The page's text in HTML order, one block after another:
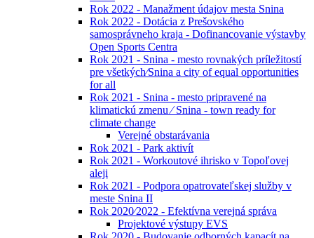
Rok 2022 - Manažment údajov mesta Snina
Rok 2022 - Dotácia z Prešovského
samosprávneho kraja - Dofinancovanie výstavby
Open Sports Centra
Rok 2021 - Snina - mesto rovnakých príležitostí
pre všetkých⁄Snina a city of equal opportunities
for all
Rok 2021 - Snina - mesto pripravené na
klimatickú zmenu ⁄ Snina - town ready for
climate change
Verejné obstarávania
Rok 2021 - Park aktivít
Rok 2021 - Workoutové ihrisko v Topoľovej
aleji
Rok 2021 - Podpora opatrovateľskej služby v
meste Snina II
Rok 2020⁄2022 - Efektívna verejná správa
Projektové výstupy EVS